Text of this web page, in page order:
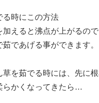
る時にこの方法
加えると沸点が上がるの
であげる事ができます。
草を茹でる時には、先に
らかくなってきたら…